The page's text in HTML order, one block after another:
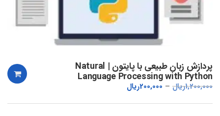
پردازش زبان طبیعی با پایتون | Natural
Language Processing with Python
1,200,000ریال 200,000ریال